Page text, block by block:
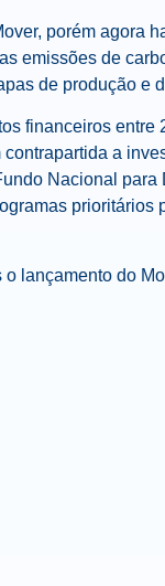
porém agora
emissões de
de produção e
financeiros
a
Nacional
prioritários
lançamento do